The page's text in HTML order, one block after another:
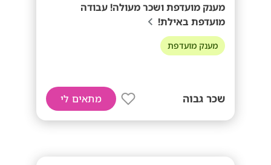
מענק מועדפת ושכר מעולה! עבודה
מועדפת באילת!
מענק מועדפת
שכר גבוה מתאים לי